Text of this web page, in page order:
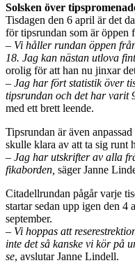
Solsken över
Tisdagen den 6 april är det
för tipsrundan som är öppen
– Vi håller rundan öppen
18. Jag kan nästan utlova
orolig för att han nu jinxar
– Jag har fört statistik över
tipsrundan och det har varit
med ett brett leende.
Tipsrundan är även
skulle klara av att ta sig runt
– Jag har utskrifter av alla
fikaborden, säger Janne
Citadellrundan pågår varje
startar sedan upp igen den
september.
– Vi hoppas att
inte det så kanske vi kör på
se, avslutar Janne Lindell.